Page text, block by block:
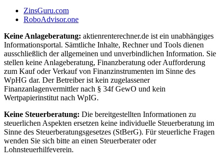
ZinsGuru.com
RoboAdvisor.one
Keine Anlageberatung: aktienrenterechner.de ist ein unabhängiges
Informationsportal. Sämtliche Inhalte, Rechner und Tools dienen
ausschließlich der allgemeinen und unverbindlichen Information. Sie
stellen keine Anlageberatung, Finanzberatung oder Aufforderung
zum Kauf oder Verkauf von Finanzinstrumenten im Sinne des
WpHG dar. Der Betreiber ist kein zugelassener
Finanzanlagenvermittler nach § 34f GewO und kein
Wertpapierinstitut nach WpIG.
Keine Steuerberatung: Die bereitgestellten Informationen zu
steuerlichen Aspekten ersetzen keine individuelle Steuerberatung im
Sinne des Steuerberatungsgesetzes (StBerG). Für steuerliche Fragen
wenden Sie sich bitte an einen Steuerberater oder
Lohnsteuerhilfeverein.